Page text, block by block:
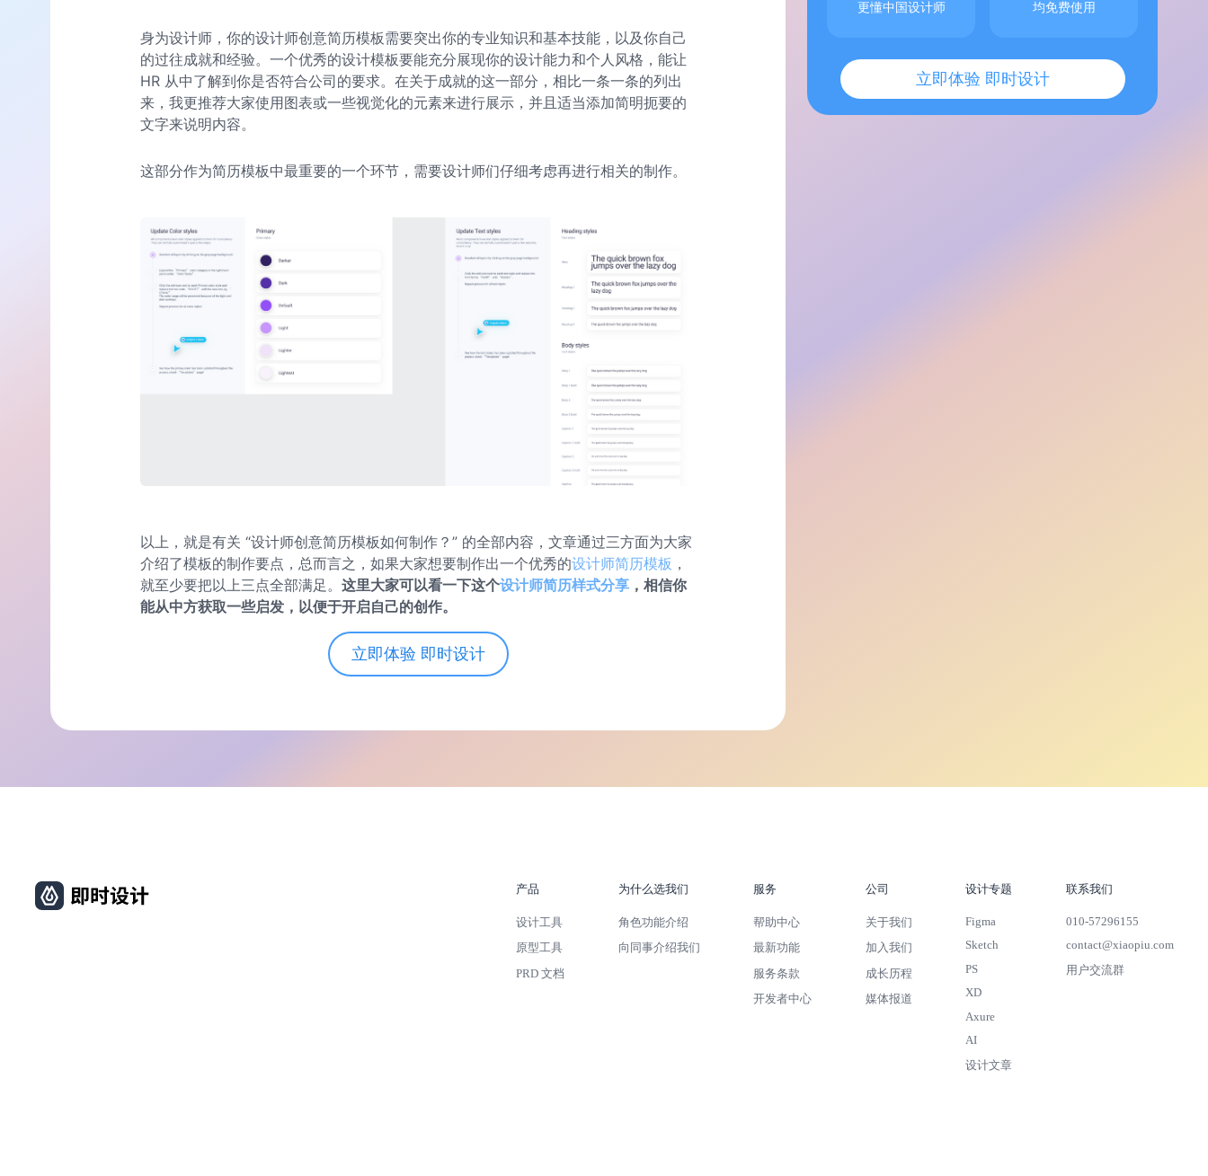
身为设计师，你的设计师创意简历模板需要突出你的专业知识和基本技能，以及你自己
的过往成就和经验。一个优秀的设计模板要能充分展现你的设计能力和个人风格，能让
HR 从中了解到你是否符合公司的要求。在关于成就的这一部分，相比一条一条的列出
来，我更推荐大家使用图表或一些视觉化的元素来进行展示，并且适当添加简明扼要的
文字来说明内容。
这部分作为简历模板中最重要的一个环节，需要设计师们仔细考虑再进行相关的制作。
以上，就是有关 “设计师创意简历模板如何制作？” 的全部内容，文章通过三方面为大家
介绍了模板的制作要点，总而言之，如果大家想要制作出一个优秀的设计师简历模板 ，
就至少要把以上三点全部满足。 这里大家可以看一下这个设计师简历样式分享 ，相信你
能从中方获取一些启发，以便于开启自己的创作。
立即体验 即时设计
更懂中国设计师
均免费使用
立即体验 即时设计
产品
设计工具
原型工具
PRD 文档
为什么选我们
角色功能介绍
向同事介绍我们
服务
帮助中心
最新功能
服务条款
开发者中心
公司
关于我们
加入我们
成长历程
媒体报道
设计专题
Figma
Sketch
PS
XD
Axure
AI
设计文章
联系我们
010-57296155
contact@xiaopiu.com
用户交流群